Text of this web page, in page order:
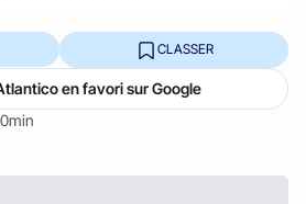
CLASSER
en favori sur Google